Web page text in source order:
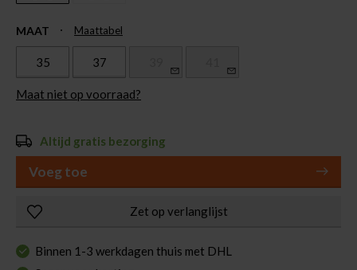
MAAT Maattabel
35 37
Maat niet op voorraad?
Altijd gratis bezorging
Voeg toe
Zet op verlanglijst
Binnen 1-3 werkdagen thuis met DHL